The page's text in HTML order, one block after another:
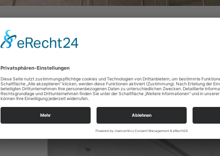
Das bietet Ihnen die Alte Bibliothek
Platz fürbis zu 20 Gäste
einen großen Flatscreen für Präsentationen